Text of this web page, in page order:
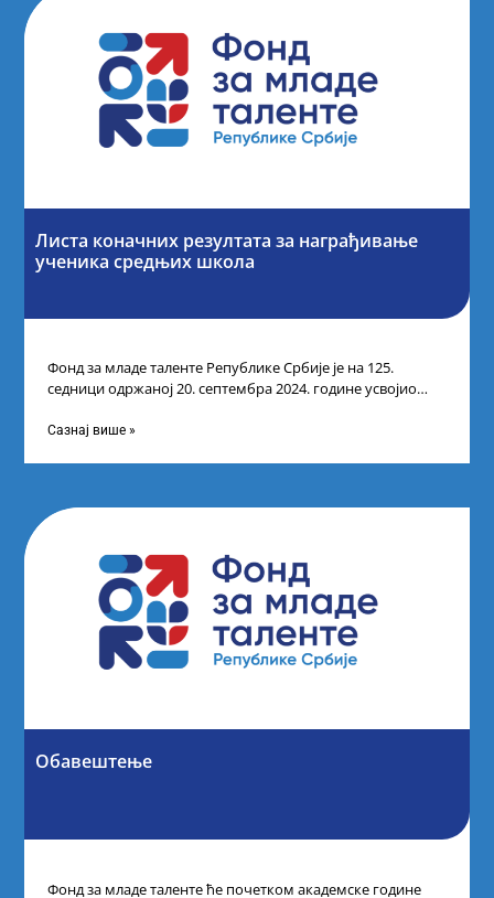
Листа коначних резултата за награђивање
ученика средњих школа
Фонд за младе таленте Републике Србије је на 125.
седници одржаној 20. септембра 2024. године усвојио
Сазнај више »
Обавештење
Фонд за младе таленте ће почетком академске године